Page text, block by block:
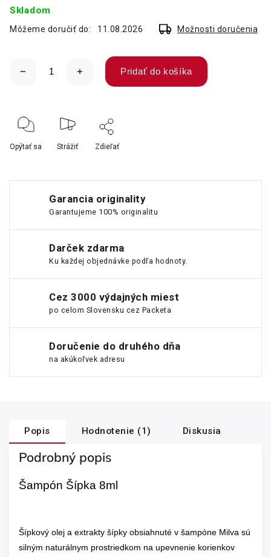
Skladom
Môžeme doručiť do: 11.08.2026 Možnosti doručenia
Pridať do košíka
Opýtať sa Strážiť Zdieľať
Garancia originality
Garantujeme 100% originalitu
Darček zdarma
Ku každej objednávke podľa hodnoty.
Cez 3000 výdajných miest
po celom Slovensku cez Packeta
Doručenie do druhého dňa
na akúkoľvek adresu
Popis Hodnotenie (1) Diskusia
Podrobný popis
Šampón Šípka 8ml
Šípkový olej a extrakty šípky obsiahnuté v šampóne Milva sú
silným naturálnym prostriedkom na upevnenie korienkov